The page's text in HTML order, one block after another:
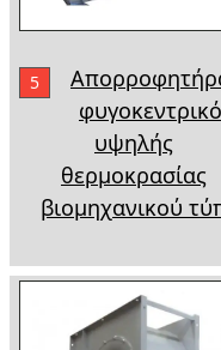
5
υψηλής
θερμοκρασίας
βιομηχανικού